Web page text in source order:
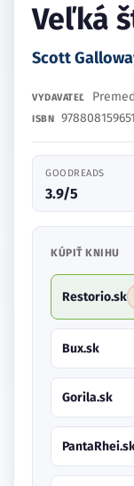
Veľká
Scott
VYDAVATEĽ
ISBN
GOODREADS
3.9/5
KÚPIŤ KNIHU
Restorio.sk
Bux.sk
Gorila.sk